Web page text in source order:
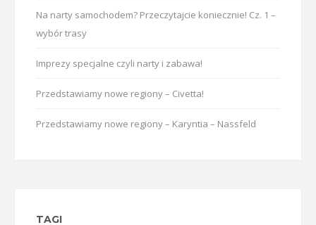
Na narty samochodem? Przeczytajcie koniecznie! Cz. 1 –
wybór trasy
Imprezy specjalne czyli narty i zabawa!
Przedstawiamy nowe regiony – Civetta!
Przedstawiamy nowe regiony – Karyntia – Nassfeld
TAGI